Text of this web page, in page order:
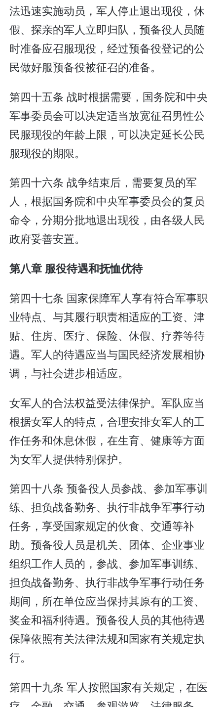
法迅速实施动员，军人停止退出现役，休
假、探亲的军人立即归队，预备役人员随
时准备应召服现役，经过预备役登记的公
民做好服预备役被征召的准备。
第四十五条 战时根据需要，国务院和中央
军事委员会可以决定适当放宽征召男性公
民服现役的年龄上限，可以决定延长公民
服现役的期限。
第四十六条 战争结束后，需要复员的军
人，根据国务院和中央军事委员会的复员
命令，分期分批地退出现役，由各级人民
政府妥善安置。
第八章 服役待遇和抚恤优待
第四十七条 国家保障军人享有符合军事职
业特点、与其履行职责相适应的工资、津
贴、住房、医疗、保险、休假、疗养等待
遇。军人的待遇应当与国民经济发展相协
调，与社会进步相适应。
女军人的合法权益受法律保护。军队应当
根据女军人的特点，合理安排女军人的工
作任务和休息休假，在生育、健康等方面
为女军人提供特别保护。
第四十八条 预备役人员参战、参加军事训
练、担负战备勤务、执行非战争军事行动
任务，享受国家规定的伙食、交通等补
助。预备役人员是机关、团体、企业事业
组织工作人员的，参战、参加军事训练、
担负战备勤务、执行非战争军事行动任务
期间，所在单位应当保持其原有的工资、
奖金和福利待遇。预备役人员的其他待遇
保障依照有关法律法规和国家有关规定执
行。
第四十九条 军人按照国家有关规定，在医